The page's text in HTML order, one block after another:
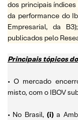
dos principais
da performance do
Empresarial, da
publicados pelo
Principais tópicos
• O mercado
misto, com o IBOV
• No Brasil, (i)a